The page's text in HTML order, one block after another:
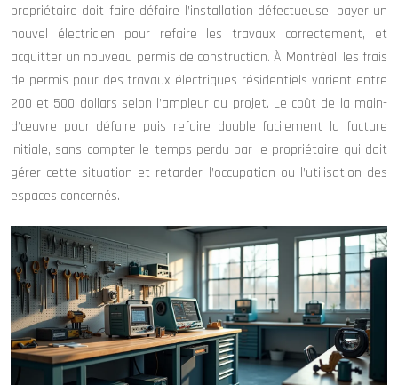
propriétaire doit faire défaire l’installation défectueuse, payer un
nouvel électricien pour refaire les travaux correctement, et
acquitter un nouveau permis de construction. À Montréal, les frais
de permis pour des travaux électriques résidentiels varient entre
200 et 500 dollars selon l’ampleur du projet. Le coût de la main-
d’œuvre pour défaire puis refaire double facilement la facture
initiale, sans compter le temps perdu par le propriétaire qui doit
gérer cette situation et retarder l’occupation ou l’utilisation des
espaces concernés.